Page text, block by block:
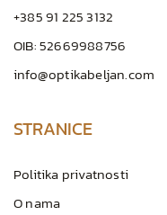
+385 91 225 3132
OIB: 52669988756
info@optikabeljan.com
STRANICE
Politika privatnosti
O nama